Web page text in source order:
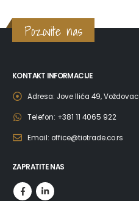
Pozovite nas
KONTAKT INFORMACIJE
Adresa: Jove Ilića 49, Voždovac
Telefon: +381 11 4065 922
Email: office@tiotrade.co.rs
ZAPRATITE NAS